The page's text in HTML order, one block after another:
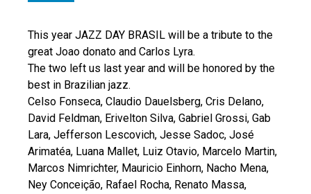
This year JAZZ DAY BRASIL will be a tribute to the
great Joao donato and Carlos Lyra.
The two left us last year and will be honored by the
best in Brazilian jazz.
Celso Fonseca, Claudio Dauelsberg, Cris Delano,
David Feldman, Erivelton Silva, Gabriel Grossi, Gab
Lara, Jefferson Lescovich, Jesse Sadoc, José
Arimatéa, Luana Mallet, Luiz Otavio, Marcelo Martin,
Marcos Nimrichter, Mauricio Einhorn, Nacho Mena,
Ney Conceição, Rafael Rocha, Renato Massa,